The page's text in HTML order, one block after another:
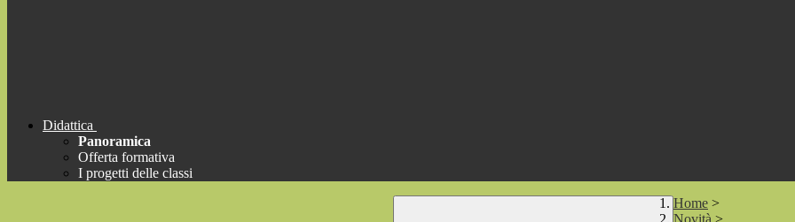
Didattica
Panoramica
Offerta formativa
I progetti delle classi
Home >